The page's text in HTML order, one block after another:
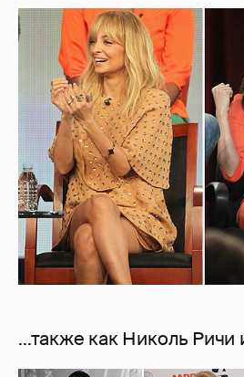
...также как Николь Ричи